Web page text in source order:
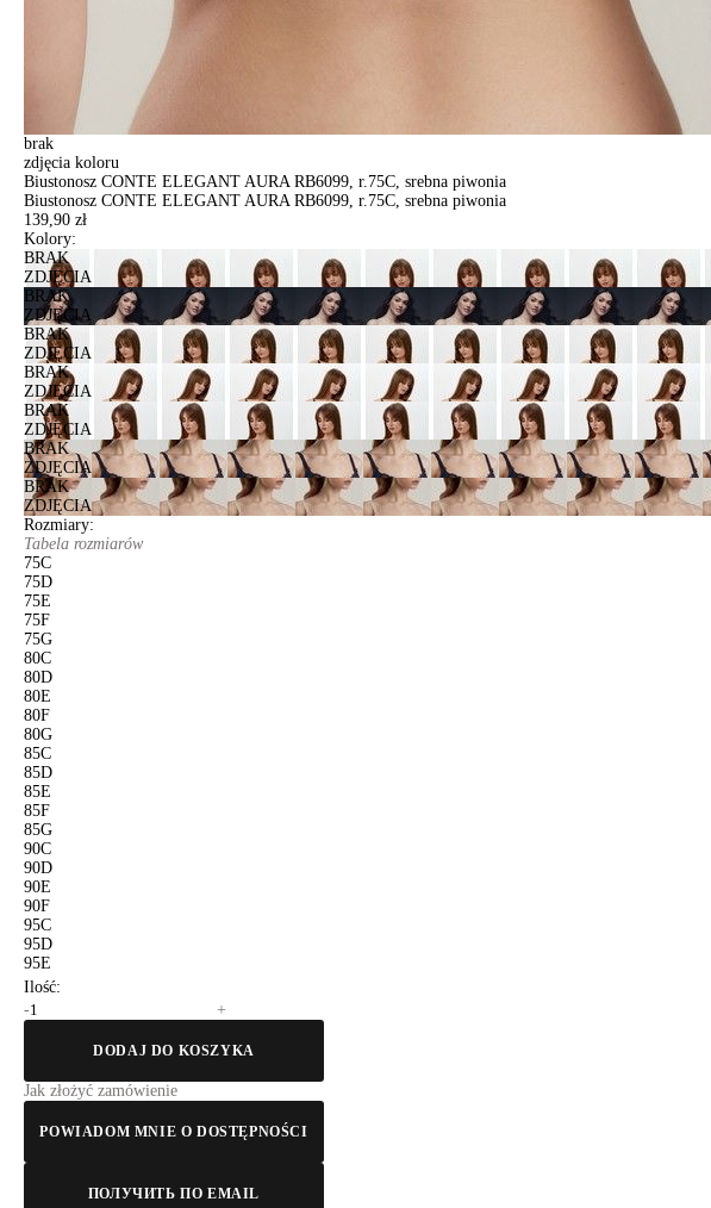
brak
zdjęcia koloru
Biustonosz CONTE ELEGANT AURA RB6099, r.75C, srebna piwonia
Biustonosz CONTE ELEGANT AURA RB6099, r.75C, srebna piwonia
139,90 zł
Kolory:
BRAK
ZDJĘCIA
BRAK
ZDJĘCIA
BRAK
ZDJĘCIA
BRAK
ZDJĘCIA
BRAK
ZDJĘCIA
BRAK
ZDJĘCIA
BRAK
ZDJĘCIA
Rozmiary:
Tabela rozmiarów
75C
75D
75E
75F
75G
80C
80D
80E
80F
80G
85C
85D
85E
85F
85G
90C
90D
90E
90F
95C
95D
95E
Ilość:
-
+
DODAJ DO KOSZYKA
Jak złożyć zamówienie
POWIADOM MNIE O DOSTĘPNOŚCI
ПОЛУЧИТЬ ПО EMAIL